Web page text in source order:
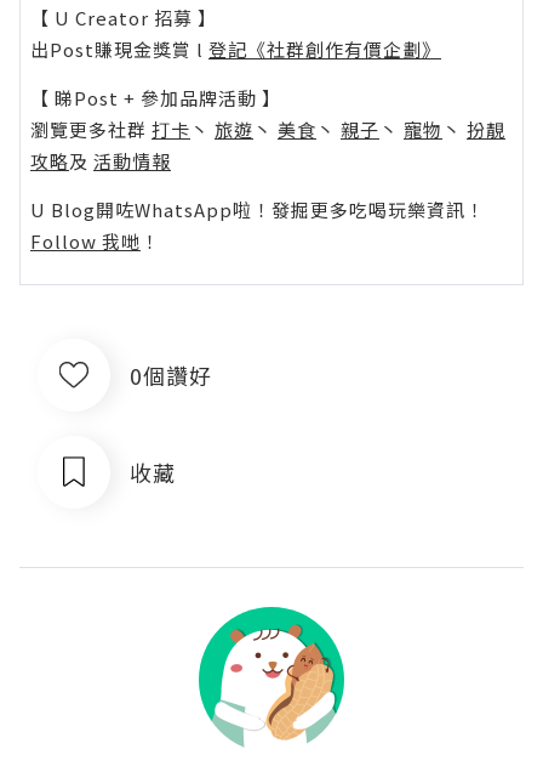
【 U Creator 招募 】
出Post賺現金獎賞 l 登記《社群創作有價企劃》
【 睇Post + 參加品牌活動 】
瀏覽更多社群 打卡 丶 旅遊 丶 美食 丶 親子 丶 寵物 丶 扮靚
攻略及 活動情報
U Blog開咗WhatsApp啦！發掘更多吃喝玩樂資訊！
Follow 我哋 ！
0個讚好
收藏